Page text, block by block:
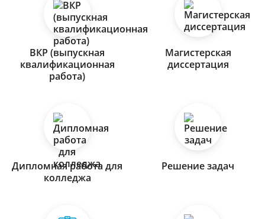
ВКР (выпускная
квалификационная
работа)
Магистерская
диссертация
Дипломная работа для
колледжа
Решение задач